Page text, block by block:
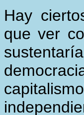
Hay
que ver